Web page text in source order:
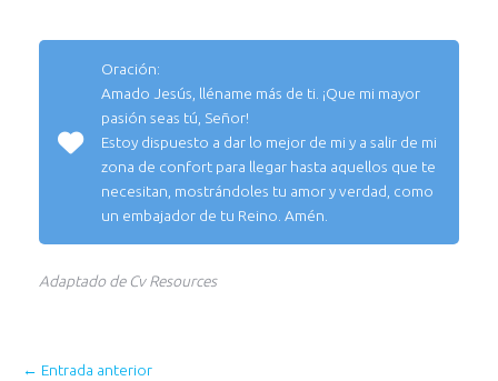
Oración:
Amado Jesús, lléname más de ti. ¡Que mi mayor
pasión seas tú, Señor!
Estoy dispuesto a dar lo mejor de mi y a salir de mi
zona de confort para llegar hasta aquellos que te
necesitan, mostrándoles tu amor y verdad, como
un embajador de tu Reino. Amén.
Adaptado de Cv Resources
← Entrada anterior